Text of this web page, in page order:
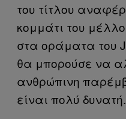
του τίτλου
κομμάτι του
στα οράματα του
θα μπορούσε να
ανθρώπινη
είναι πολύ δυνατή.